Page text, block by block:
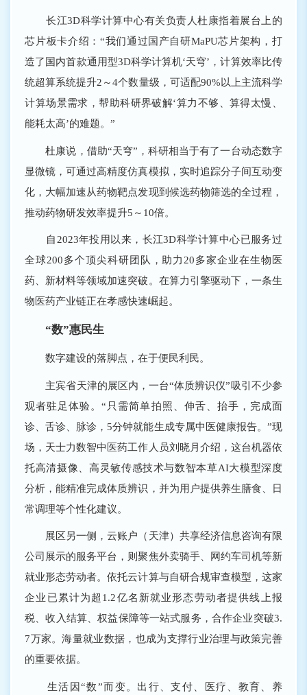
长江3D科学计算中心有关负责人杜康指着展台上的
芯片板卡介绍：“我们通过国产自研MaPU芯片架构，打
造了国内首款通用型3D科学计算机‘天穹’，计算效率比传
统超算系统提升2～4个数量级，可适配90%以上主流科学
计算场景需求，帮助科研界破解‘算力不够、算得太慢、
能耗太高’的难题。”
杜康说，借助“天穹”，科研相当于有了一台动态数字
显微镜，可通过高精度仿真模拟，实时追踪分子间互动变
化，大幅加速从药物靶点发现到候选药物筛选的全过程，
推动药物研发效率提升5～10倍。
自2023年投用以来，长江3D科学计算中心已服务过
全球200多个顶尖科研团队，助力20多家企业在生物医
药、新材料等领域加速突破。在算力引擎驱动下，一条生
物医药产业链正在孝感快速崛起。
“数”惠民生
数字建设的落脚点，在于便民利民。
主宾省天津的展区内，一台“体质辨识仪”吸引不少参
观者驻足体验。“只需简单拍照、伸舌、抬手，完成面
诊、舌诊、脉诊，5分钟就能生成专属中医健康报告。”现
场，天士力数智中医药工作人员刘晓月介绍，这台机器依
托高清摄像、高灵敏传感技术与数智本草AI大模型深度
分析，能精准完成体质辨识，并为用户提供养生膳食、日
常调理等个性化建议。
展区另一侧，云账户（天津）共享经济信息咨询有限
公司展示的服务平台，则聚焦外卖骑手、网约车司机等新
就业形态劳动者。依托云计算与自研合规审查模型，这家
企业已累计为超1.2亿名新就业形态劳动者提供线上报
税、收入结算、权益保障等一站式服务，合作企业突破3.
7万家。海量就业数据，也成为支撑行业治理与政策完善
的重要依据。
生活因“数”而变。出行、支付、医疗、教育、养